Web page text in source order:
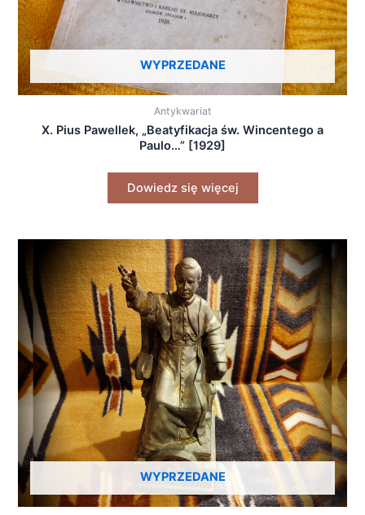
WYPRZEDANE
Antykwariat
X. Pius Pawellek, „Beatyfikacja św. Wincentego a
Paulo…” [1929]
Dowiedz się więcej
WYPRZEDANE